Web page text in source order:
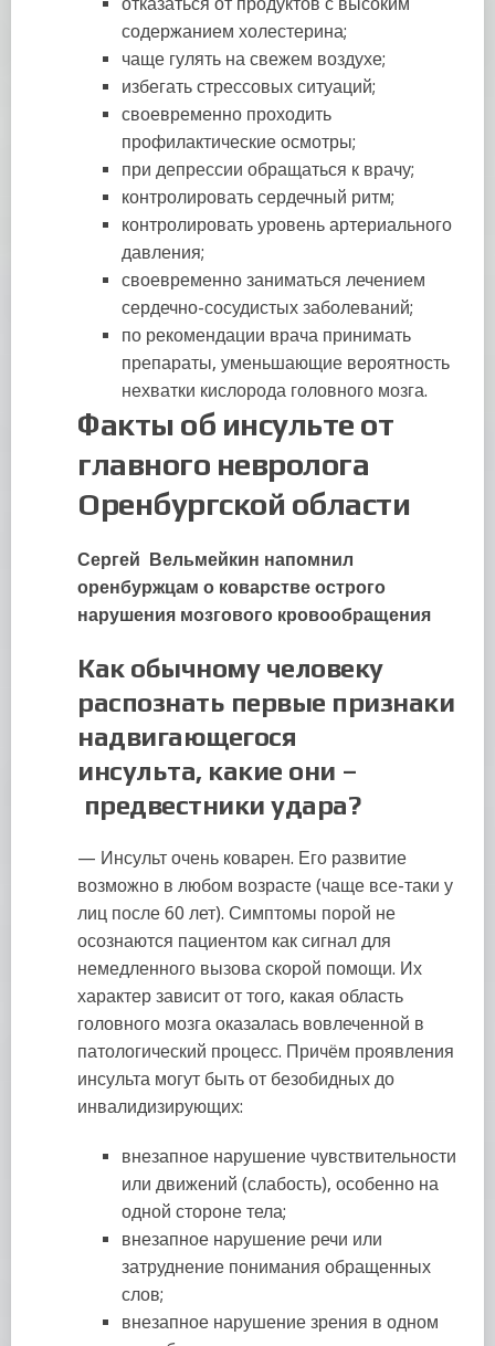
содержанием холестерина;
чаще гулять на свежем воздухе;
избегать стрессовых ситуаций;
своевременно проходить
профилактические осмотры;
при депрессии обращаться к врачу;
контролировать сердечный ритм;
контролировать уровень артериального
давления;
своевременно заниматься лечением
сердечно-сосудистых заболеваний;
по рекомендации врача принимать
препараты, уменьшающие вероятность
нехватки кислорода головного мозга.
Факты об инсульте от
главного невролога
Оренбургской области
Сергей Вельмейкин напомнил
оренбуржцам о коварстве острого
нарушения мозгового кровообращения
Как обычному человеку
распознать первые признаки
надвигающегося
инсульта, какие они –
предвестники удара?
— Инсульт очень коварен. Его развитие
возможно в любом возрасте (чаще все-таки у
лиц после 60 лет). Симптомы порой не
осознаются пациентом как сигнал для
немедленного вызова скорой помощи. Их
характер зависит от того, какая область
головного мозга оказалась вовлеченной в
патологический процесс. Причём проявления
инсульта могут быть от безобидных до
инвалидизирующих:
внезапное нарушение чувствительности
или движений (слабость), особенно на
одной стороне тела;
внезапное нарушение речи или
затруднение понимания обращенных
слов;
внезапное нарушение зрения в одном